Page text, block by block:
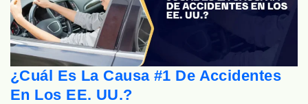
¿Cuál Es La Causa #1 De Accidentes
En Los EE. UU.?